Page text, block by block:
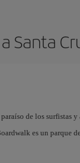
Santa
de los surfistas
es un parque